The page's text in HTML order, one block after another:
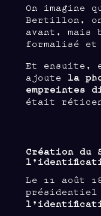
On imagine
Bertillon,
avant, mais
formalisé et
Et ensuite,
ajoute la
empreintes
était
Création du
Le 11 août